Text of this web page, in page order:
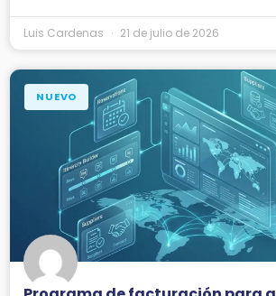
Luis Cardenas 21 de julio de 2026
NUEVO